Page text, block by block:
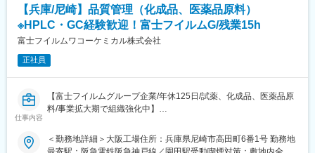
変更の範囲：会社の定める業務全般
■主な仕事内容：
・治験に関する業務フローや資料等の作成
・製薬会社・医師・病院スタッフ間での伝達事項の共有・スケジ
ュール確認
・報告書作成
充実した研修制度だけでなく、定期的なフォロー面談も行ってい
ます。
能性があります。月給(月額)は固定手当を含めた表記です。
【兵庫/尼崎】品質管理（化成品、医薬品原料）
※HPLC・GC経験歓迎！富士フイルムG/残業15h
富士フイルムワコーケミカル株式会社
正社員
仕事内容
【富士フイルムグループ企業/年休125日/試薬、化成品、医薬品原
料/事業拡大期で組織強化中】
販売を行っている弊社にて主に試薬、医薬品原料の品質管理業務
をご担当いただきます。
＜勤務地詳細＞大阪工場住所：兵庫県尼崎市高田町6番1号 勤務地